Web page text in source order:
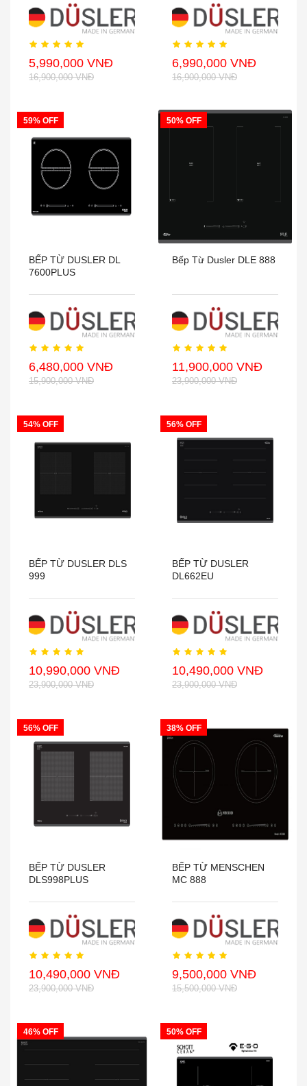
5,990,000 VNĐ
16,900,000 VNĐ
6,990,000 VNĐ
16,900,000 VNĐ
59% OFF
BẾP TỪ DUSLER DL
7600PLUS
6,480,000 VNĐ
15,900,000 VNĐ
50% OFF
Bếp Từ Dusler DLE 888
11,900,000 VNĐ
23,900,000 VNĐ
54% OFF
BẾP TỪ DUSLER DLS
999
10,990,000 VNĐ
23,900,000 VNĐ
56% OFF
BẾP TỪ DUSLER
DL662EU
10,490,000 VNĐ
23,900,000 VNĐ
56% OFF
BẾP TỪ DUSLER
DLS998PLUS
10,490,000 VNĐ
23,900,000 VNĐ
38% OFF
BẾP TỪ MENSCHEN
MC 888
9,500,000 VNĐ
15,500,000 VNĐ
46% OFF 50% OFF